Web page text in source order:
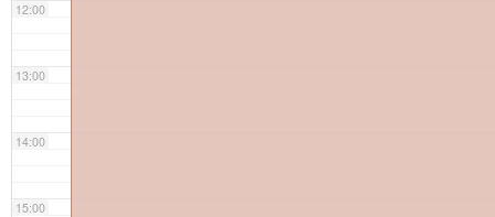
12:00
13:00
14:00
15:00